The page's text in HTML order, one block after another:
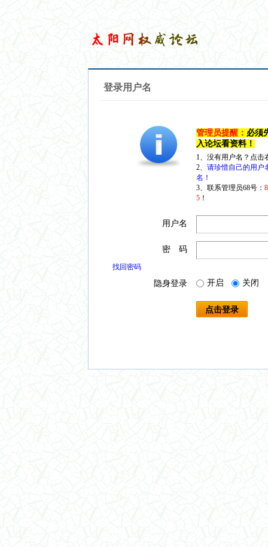
登录用户名
管理员提醒： 必须
入论坛看资料！
1、没有用户名？点
2、 请珍惜自己的用户
名！
3、联系管理员68号：
5 ！
用户名
密 码
找回密码
隐身登录 开启 关闭
点击登录